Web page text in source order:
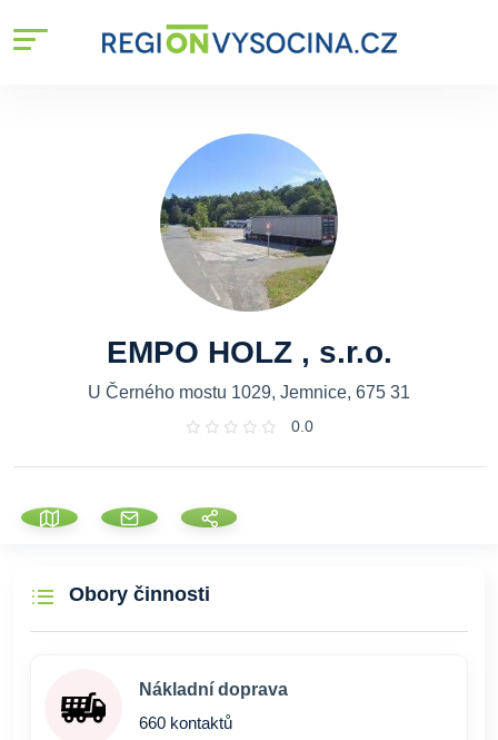
EMPO HOLZ , s.r.o.
U Černého mostu 1029, Jemnice, 675 31
0.0
Obory činnosti
Nákladní doprava
660 kontaktů